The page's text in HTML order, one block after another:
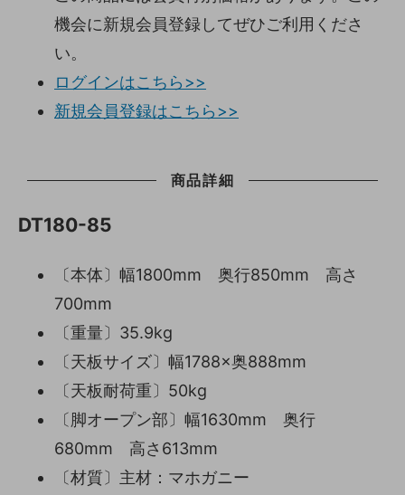
機会に新規会員登録してぜひご利用くださ
い。
ログインはこちら>>
新規会員登録はこちら>>
商品詳細
DT180-85
〔本体〕幅1800mm 奥行850mm 高さ
700mm
〔重量〕35.9kg
〔天板サイズ〕幅1788×奥888mm
〔天板耐荷重〕50kg
〔脚オープン部〕幅1630mm 奥行
680mm 高さ613mm
〔材質〕主材：マホガニー